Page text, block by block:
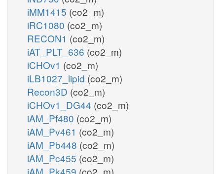
iMM1415 (co2_m)
iRC1080 (co2_m)
RECON1 (co2_m)
iAT_PLT_636 (co2_m)
iCHOv1 (co2_m)
iLB1027_lipid (co2_m)
Recon3D (co2_m)
iCHOv1_DG44 (co2_m)
iAM_Pf480 (co2_m)
iAM_Pv461 (co2_m)
iAM_Pb448 (co2_m)
iAM_Pc455 (co2_m)
iAM_Pk459 (co2_m)